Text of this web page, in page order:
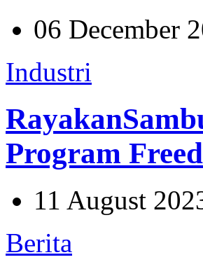
06 December
Industri
Program
11 August
Berita